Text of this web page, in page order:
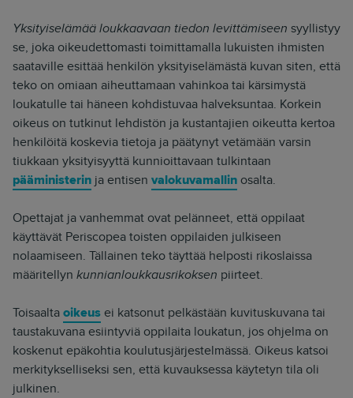
Yksityiselämää loukkaavaan tiedon levittämiseen syyllistyy
se, joka oikeudettomasti toimittamalla lukuisten ihmisten
saataville esittää henkilön yksityiselämästä kuvan siten, että
teko on omiaan aiheuttamaan vahinkoa tai kärsimystä
loukatulle tai häneen kohdistuvaa halveksuntaa. Korkein
oikeus on tutkinut lehdistön ja kustantajien oikeutta kertoa
henkilöitä koskevia tietoja ja päätynyt vetämään varsin
tiukkaan yksityisyyttä kunnioittavaan tulkintaan
pääministerin ja entisen valokuvamallin osalta.
Opettajat ja vanhemmat ovat pelänneet, että oppilaat
käyttävät Periscopea toisten oppilaiden julkiseen
nolaamiseen. Tällainen teko täyttää helposti rikoslaissa
määritellyn kunnianloukkausrikoksen piirteet.
Toisaaltaoikeusei katsonut pelkästään kuvituskuvana tai
taustakuvana esiintyviä oppilaita loukatun, jos ohjelma on
koskenut epäkohtia koulutusjärjestelmässä. Oikeus katsoi
merkitykselliseksi sen, että kuvauksessa käytetyn tila oli
julkinen.